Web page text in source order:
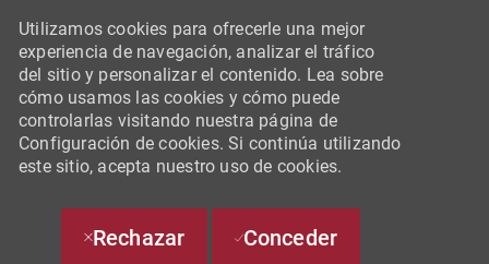
Utilizamos cookies para ofrecerle una mejor
experiencia de navegación, analizar el tráfico
del sitio y personalizar el contenido. Lea sobre
cómo usamos las cookies y cómo puede
controlarlas visitando nuestra página de
Configuración de cookies. Si continúa utilizando
este sitio, acepta nuestro uso de cookies.
Rechazar Conceder